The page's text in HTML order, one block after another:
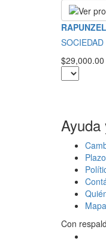
RAPUNZEL
$29,000.00
Con